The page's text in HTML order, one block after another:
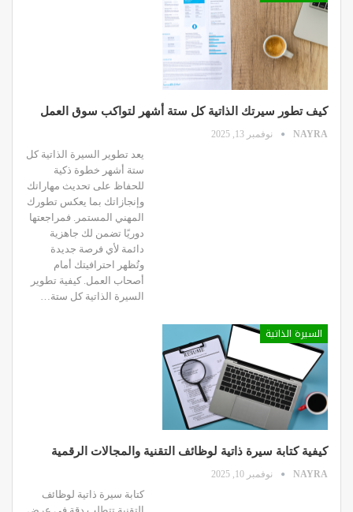
كيف تطور سيرتك الذاتية كل ستة أشهر لتواكب سوق العمل
NAYRA نوفمبر 13, 2025
يعد تطوير السيرة الذاتية كل
ستة أشهر خطوة ذكية
للحفاظ على تحديث مهاراتك
وإنجازاتك بما يعكس تطورك
المهني المستمر. فمراجعتها
دوريًا تضمن لك جاهزية
دائمة لأي فرصة جديدة
وتُظهر احترافيتك أمام
أصحاب العمل. كيفية تطوير
السيرة الذاتية كل ستة…
السيرة الذاتية
كيفية كتابة سيرة ذاتية لوظائف التقنية والمجالات الرقمية
NAYRA نوفمبر 10, 2025
كتابة سيرة ذاتية لوظائف